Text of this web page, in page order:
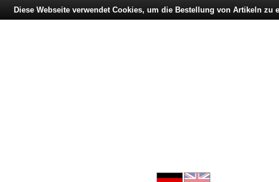
Diese Webseite verwendet Cookies, um die Bestellung von Artikeln zu